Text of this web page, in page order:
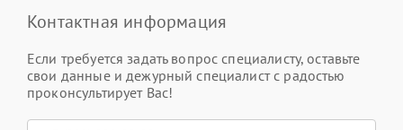
Контактная информация
Если требуется задать вопрос специалисту, оставьте
свои данные и дежурный специалист с радостью
проконсультирует Вас!